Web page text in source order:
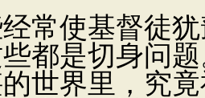
使基督徒犹
都是切身问
世界里，究